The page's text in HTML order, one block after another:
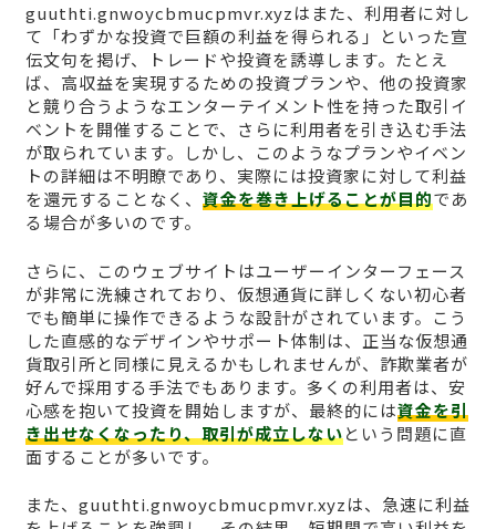
guuthti.gnwoycbmucpmvr.xyzはまた、利用者に対し
て「わずかな投資で巨額の利益を得られる」といった宣
伝文句を掲げ、トレードや投資を誘導します。たとえ
ば、高収益を実現するための投資プランや、他の投資家
と競り合うようなエンターテイメント性を持った取引イ
ベントを開催することで、さらに利用者を引き込む手法
が取られています。しかし、このようなプランやイベン
トの詳細は不明瞭であり、実際には投資家に対して利益
を還元することなく、 資金を巻き上げることが目的であ
る場合が多いのです。
さらに、このウェブサイトはユーザーインターフェース
が非常に洗練されており、仮想通貨に詳しくない初心者
でも簡単に操作できるような設計がされています。こう
した直感的なデザインやサポート体制は、正当な仮想通
貨取引所と同様に見えるかもしれませんが、詐欺業者が
好んで採用する手法でもあります。多くの利用者は、安
心感を抱いて投資を開始しますが、最終的には資金を引
き出せなくなったり、取引が成立しないという問題に直
面することが多いです。
また、guuthti.gnwoycbmucpmvr.xyzは、急速に利益